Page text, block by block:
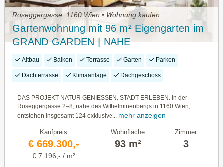
Roseggergasse, 1160 Wien • Wohnung kaufen
Gartenwohnung mit 96 m² Eigengarten im
GRAND GARDEN | NAHE
WILHELMINENBERG
Altbau Balkon Terrasse Garten Parken
Dachterrasse Klimaanlage Dachgeschoss
DAS PROJEKT NATUR GENIESSEN. STADT ERLEBEN. In der
Roseggergasse 2–8, nahe des Wilhelminenbergs in 1160 Wien,
entstehen insgesamt 124 exklusive... mehr anzeigen
Kaufpreis
€ 669.300,-
€ 7.196,- / m²
Wohnfläche
93 m²
Zimmer
3